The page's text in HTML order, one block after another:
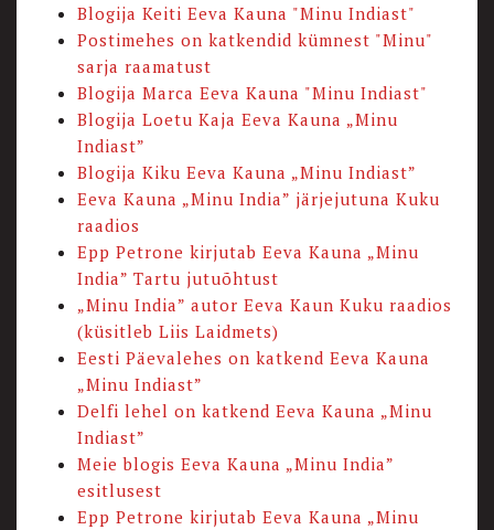
Blogija Keiti Eeva Kauna "Minu Indiast"
Postimehes on katkendid kümnest "Minu"
sarja raamatust
Blogija Marca Eeva Kauna "Minu Indiast"
Blogija Loetu Kaja Eeva Kauna „Minu
Indiast”
Blogija Kiku Eeva Kauna „Minu Indiast”
Eeva Kauna „Minu India” järjejutuna Kuku
raadios
Epp Petrone kirjutab Eeva Kauna „Minu
India” Tartu jutuõhtust
„Minu India” autor Eeva Kaun Kuku raadios
(küsitleb Liis Laidmets)
Eesti Päevalehes on katkend Eeva Kauna
„Minu Indiast”
Delfi lehel on katkend Eeva Kauna „Minu
Indiast”
Meie blogis Eeva Kauna „Minu India”
esitlusest
Epp Petrone kirjutab Eeva Kauna „Minu